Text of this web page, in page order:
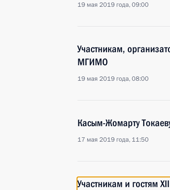
19 мая 2019 года, 09:00
Участникам,
МГИМО
19 мая 2019 года, 08:00
Касым-Жомарту
17 мая 2019 года, 11:50
Участникам и гостям